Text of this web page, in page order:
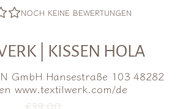
NOCH KEINE BEWERTUNGEN
| KISSEN HOLA
GmbH Hansestraße 103 48282
www.textilwerk.com/de